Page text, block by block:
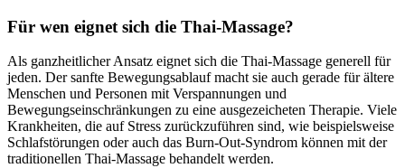
Für wen eignet sich die Thai-Massage?
Als ganzheitlicher Ansatz eignet sich die Thai-Massage generell für
jeden. Der sanfte Bewegungsablauf macht sie auch gerade für ältere
Menschen und Personen mit Verspannungen und
Bewegungseinschränkungen zu eine ausgezeicheten Therapie. Viele
Krankheiten, die auf Stress zurückzuführen sind, wie beispielsweise
Schlafstörungen oder auch das Burn-Out-Syndrom können mit der
traditionellen Thai-Massage behandelt werden.